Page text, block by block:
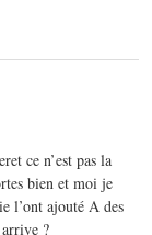
ce n’est pas la
bien et moi je
l’ont ajouté A des
?